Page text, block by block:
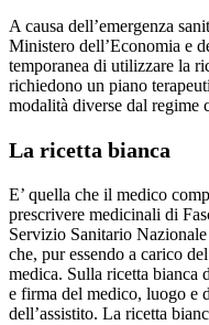
A causa dell’emergenza
Ministero dell’Economia e
temporanea di utilizzare la
richiedono un piano
modalità diverse dal regime
La ricetta bianca
E’ quella che il medico
prescrivere medicinali di
Servizio Sanitario
che, pur essendo a carico
medica. Sulla ricetta bianca
e firma del medico, luogo e
dell’assistito. La ricetta